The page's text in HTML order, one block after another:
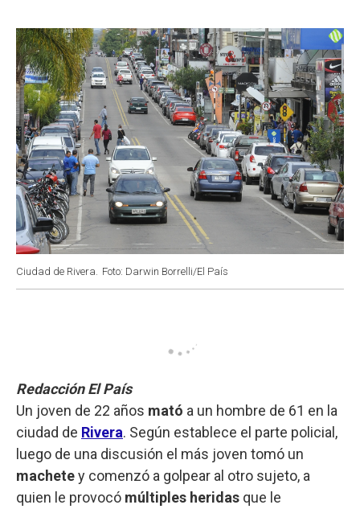
k
p
n
Ciudad de Rivera. Foto: Darwin Borrelli/El País
Redacción El País
Un joven de 22 años mató a un hombre de 61 en la
ciudad de Rivera. Según establece el parte policial,
luego de una discusión el más joven tomó un
machetey comenzó a golpear al otro sujeto, a
quien le provocó múltiples heridas que le